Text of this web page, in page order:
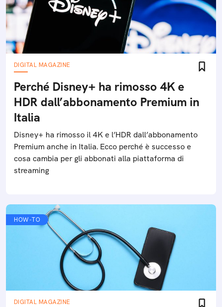
DIGITAL MAGAZINE
Perché Disney+ ha rimosso 4K e
HDR dall’abbonamento Premium in
Italia
Disney+ ha rimosso il 4K e l’HDR dall’abbonamento
Premium anche in Italia. Ecco perché è successo e
cosa cambia per gli abbonati alla piattaforma di
streaming
HOW-TO
DIGITAL MAGAZINE